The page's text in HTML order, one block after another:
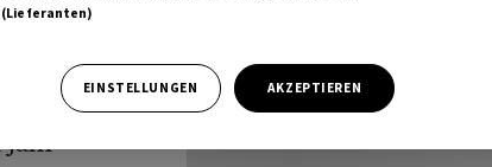
FDP-Chef
EINSTELLUNGEN AKZEPTIEREN